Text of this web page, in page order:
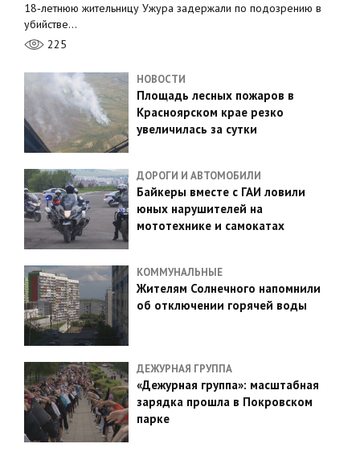
18‑летнюю жительницу Ужура задержали по подозрению в
убийстве…
225
НОВОСТИ
Площадь лесных пожаров в
Красноярском крае резко
увеличилась за сутки
ДОРОГИ И АВТОМОБИЛИ
Байкеры вместе с ГАИ ловили
юных нарушителей на
мототехнике и самокатах
КОММУНАЛЬНЫЕ
Жителям Солнечного напомнили
об отключении горячей воды
ДЕЖУРНАЯ ГРУППА
«Дежурная группа»: масштабная
зарядка прошла в Покровском
парке